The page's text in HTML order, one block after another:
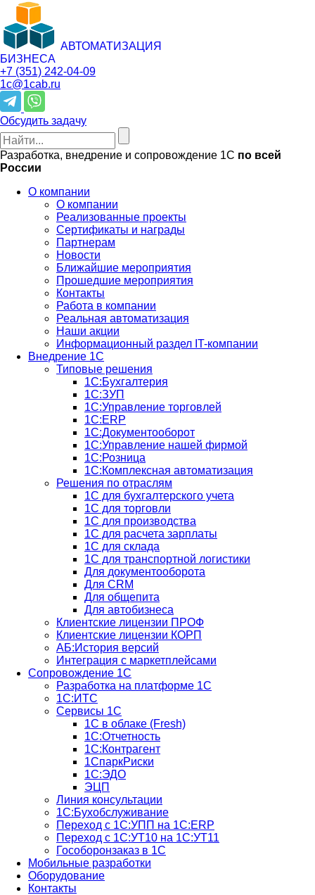
АВТОМАТИЗАЦИЯ
БИЗНЕСА
+7 (351) 242-04-09
1c@1cab.ru
Обсудить задачу
Разработка, внедрение и сопровождение 1С по всей
России
О компании
О компании
Реализованные проекты
Сертификаты и награды
Партнерам
Новости
Ближайшие мероприятия
Прошедшие мероприятия
Контакты
Работа в компании
Реальная автоматизация
Наши акции
Информационный раздел IT-компании
Внедрение 1С
Типовые решения
1С:Бухгалтерия
1С:ЗУП
1С:Управление торговлей
1С:ERP
1C:Документооборот
1С:Управление нашей фирмой
1С:Розница
1С:Комплексная автоматизация
Решения по отраслям
1С для бухгалтерского учета
1С для торговли
1С для производства
1C для расчета зарплаты
1С для склада
1С для транспортной логистики
Для документооборота
Для CRM
Для общепита
Для автобизнеса
Клиентские лицензии ПРОФ
Клиентские лицензии КОРП
АБ:История версий
Интеграция с маркетплейсами
Сопровождение 1С
Разработка на платформе 1С
1С:ИТС
Сервисы 1С
1С в облаке (Fresh)
1С:Отчетность
1С:Контрагент
1СпаркРиски
1С:ЭДО
ЭЦП
Линия консультации
1С:Бухобслуживание
Переход с 1С:УПП на 1С:ERP
Переход с 1С:УТ10 на 1С:УТ11
Гособоронзаказ в 1С
Мобильные разработки
Оборудование
Контакты